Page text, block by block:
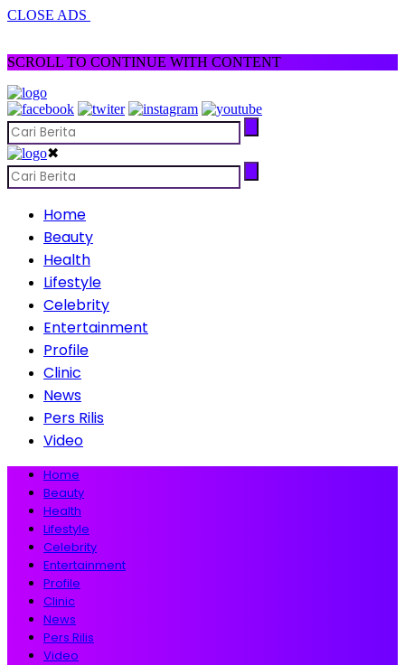
CLOSE ADS
SCROLL TO CONTINUE WITH CONTENT
✖
Home
Beauty
Health
Lifestyle
Celebrity
Entertainment
Profile
Clinic
News
Pers Rilis
Video
Home
Beauty
Health
Lifestyle
Celebrity
Entertainment
Profile
Clinic
News
Pers Rilis
Video